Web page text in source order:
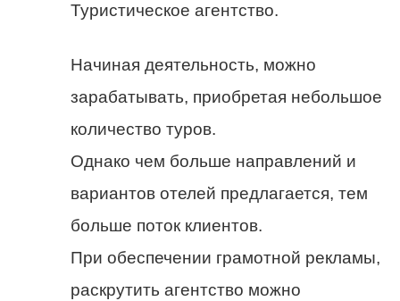
Туристическое агентство.
Начиная деятельность, можно
зарабатывать, приобретая небольшое
количество туров.
Однако чем больше направлений и
вариантов отелей предлагается, тем
больше поток клиентов.
При обеспечении грамотной рекламы,
раскрутить агентство можно